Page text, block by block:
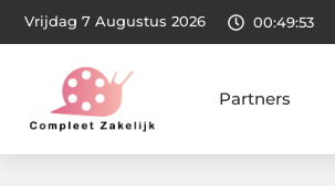
Vrijdag 7 Augustus 2026 00:49:54
Partners